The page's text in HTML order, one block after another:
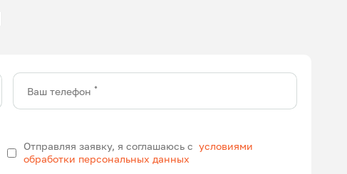
Ваш телефон *
Отправляя заявку, я соглашаюсь с условиями
обработки персональных данных